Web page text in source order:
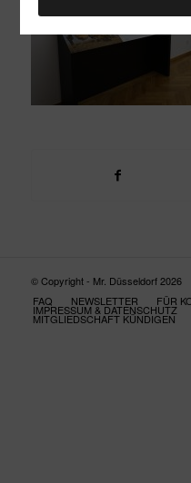
© Copyright - Mr. Düsseldorf 2026
FAQ
NEWSLETTER FÜR
IMPRESSUM & DATENSCHUTZ
MITGLIEDSCHAFT KÜNDIGEN